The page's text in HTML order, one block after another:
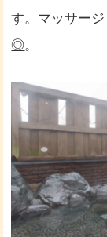
す。マッサー
◎。